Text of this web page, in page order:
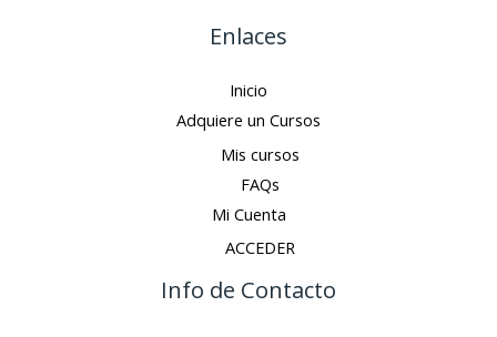
Enlaces
Inicio
Adquiere un Cursos
Mis cursos
FAQs
Mi Cuenta
ACCEDER
Info de Contacto